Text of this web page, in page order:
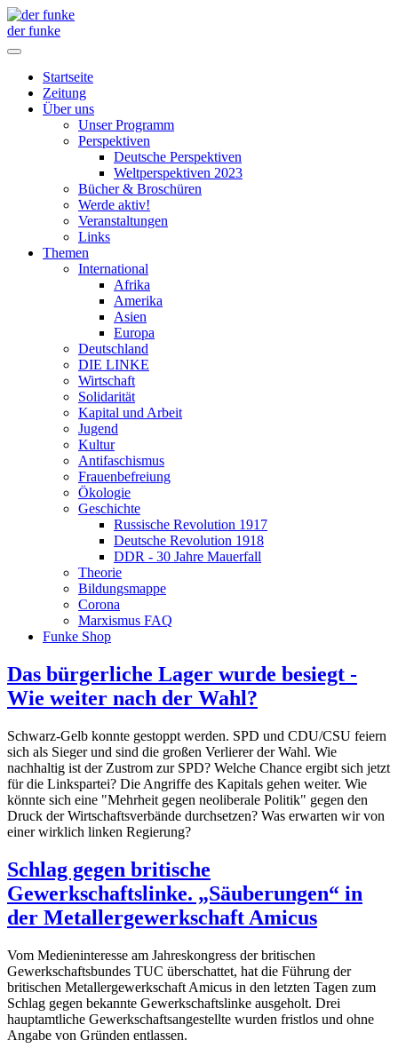
der funke
Startseite
Zeitung
Über uns
Unser Programm
Perspektiven
Deutsche Perspektiven
Weltperspektiven 2023
Bücher & Broschüren
Werde aktiv!
Veranstaltungen
Links
Themen
International
Afrika
Amerika
Asien
Europa
Deutschland
DIE LINKE
Wirtschaft
Solidarität
Kapital und Arbeit
Jugend
Kultur
Antifaschismus
Frauenbefreiung
Ökologie
Geschichte
Russische Revolution 1917
Deutsche Revolution 1918
DDR - 30 Jahre Mauerfall
Theorie
Bildungsmappe
Corona
Marxismus FAQ
Funke Shop
Das bürgerliche Lager wurde besiegt -
Wie weiter nach der Wahl?
Schwarz-Gelb konnte gestoppt werden. SPD und CDU/CSU feiern
sich als Sieger und sind die großen Verlierer der Wahl. Wie
nachhaltig ist der Zustrom zur SPD? Welche Chance ergibt sich jetzt
für die Linkspartei? Die Angriffe des Kapitals gehen weiter. Wie
könnte sich eine "Mehrheit gegen neoliberale Politik" gegen den
Druck der Wirtschaftsverbände durchsetzen? Was erwarten wir von
einer wirklich linken Regierung?
Schlag gegen britische
Gewerkschaftslinke. „Säuberungen“ in
der Metallergewerkschaft Amicus
Vom Medieninteresse am Jahreskongress der britischen
Gewerkschaftsbundes TUC überschattet, hat die Führung der
britischen Metallergewerkschaft Amicus in den letzten Tagen zum
Schlag gegen bekannte Gewerkschaftslinke ausgeholt. Drei
hauptamtliche Gewerkschaftsangestellte wurden fristlos und ohne
Angabe von Gründen entlassen.